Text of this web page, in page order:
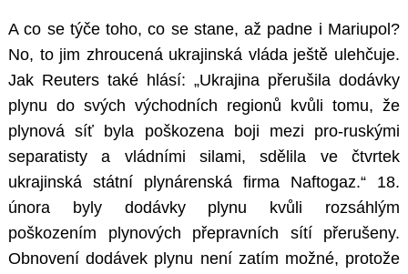
A co se týče toho, co se stane, až padne i Mariupol?
No, to jim zhroucená ukrajinská vláda ještě ulehčuje.
Jak Reuters také hlásí: „Ukrajina přerušila dodávky
plynu do svých východních regionů kvůli tomu, že
plynová síť byla poškozena boji mezi pro-ruskými
separatisty a vládními silami, sdělila ve čtvrtek
ukrajinská státní plynárenská firma Naftogaz.“ 18.
února byly dodávky plynu kvůli rozsáhlým
poškozením plynových přepravních sítí přerušeny.
Obnovení dodávek plynu není zatím možné, protože